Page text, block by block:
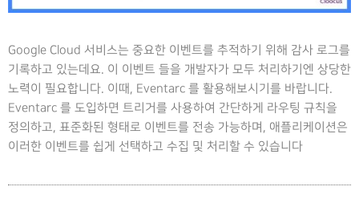
Google Cloud 서비스는 중요한 이벤트를 추적하기 위해 감사 로그를
기록하고 있는데요. 이 이벤트 들을 개발자가 모두 처리하기엔 상당한
노력이 필요합니다. 이때, Eventarc 를 활용해보시기를 바랍니다.
Eventarc 를 도입하면 트리거를 사용하여 간단하게 라우팅 규칙을
정의하고, 표준화된 형태로 이벤트를 전송 가능하며, 애플리케이션은
이러한 이벤트를 쉽게 선택하고 수집 및 처리할 수 있습니다